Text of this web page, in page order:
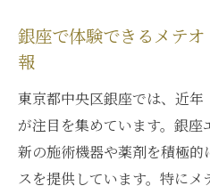
銀座で体験できるメテ
報
東京都中央区銀座では、近年
が注目を集めています。銀
新の施術機器や薬剤を積極
スを提供しています。特に